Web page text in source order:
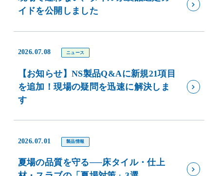
イドを公開しました
2026.07.08 ニュース
【お知らせ】NS製品Q&Aに新規21項目
を追加！現場の疑問を迅速に解決しま
す
2026.07.01 製品情報
夏場の品質を守る──床タイル・仕上